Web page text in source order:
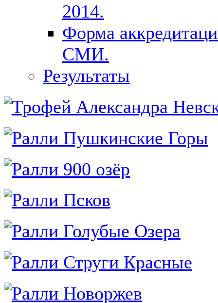
2014.
Форма
СМИ.
Результаты